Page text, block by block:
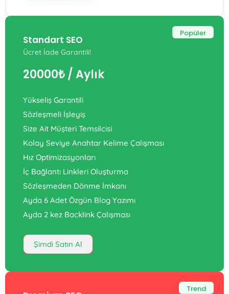
Standart SEO
Popüler
Ücret İade Garantili!
20000₺/ Aylık
Yükseliş Garantili
Sözleşmeli İşleyiş
Size Ait Müşteri Temsilcisi
Kolay Seviye Anahtar Kelime Çalışması
Hız Optimizasyonları
İç Bağlantı Linkleri Oluşturma
Sözleşmeden Dönme İmkanı
Ayda 6 Adet Özgün Blog Yazımı
Ayda 2 kez Backlink Çalışması
Şimdi Satın Al
Trend